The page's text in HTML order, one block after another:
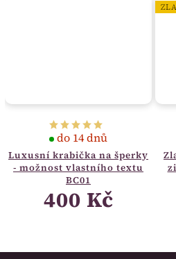
Luxusní krabička na šperky
- možnost vlastního textu
BC01
do 14 dnů
400 Kč